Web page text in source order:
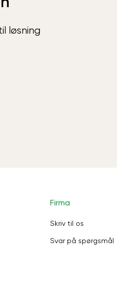
løsning
Firma
Skriv til os
Svar på spørgsmål